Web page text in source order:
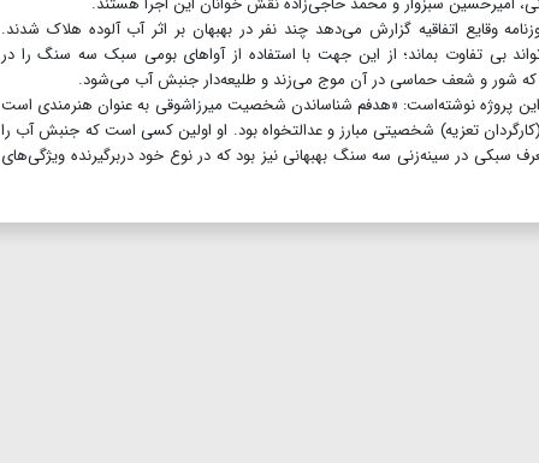
داستان نمایشنامه میرزا‌شوقی آمده‌است: سال۱۲۸۸ روزنامه وقایع اتفاقیه گزارش می‌دهد چند نفر در بهبهان بر اثر آب آلوده هلاک شدند.
بی تفاوت بماند؛ از این جهت با استفاده از آواهای بومی سبک سه سنگ را در
که شور و شعف حماسی در آن موج می‌زند و طلیعه‌دار جنبش آب می‌شود.
این پروژه نوشته‌است: «هدفم شناساندن شخصیت میرزاشوقی به عنوان هنرمندی است
تعزیه) شخصیتی مبارز و عدالتخواه بود. او اولین کسی است که جنبش آب را
سبکی در سینه‌زنی سه سنگ بهبهانی نیز بود که در نوع خود دربرگیرنده ویژگی‌های